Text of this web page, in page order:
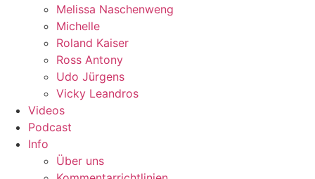
Melissa Naschenweng
Michelle
Roland Kaiser
Ross Antony
Udo Jürgens
Vicky Leandros
Videos
Podcast
Info
Über uns